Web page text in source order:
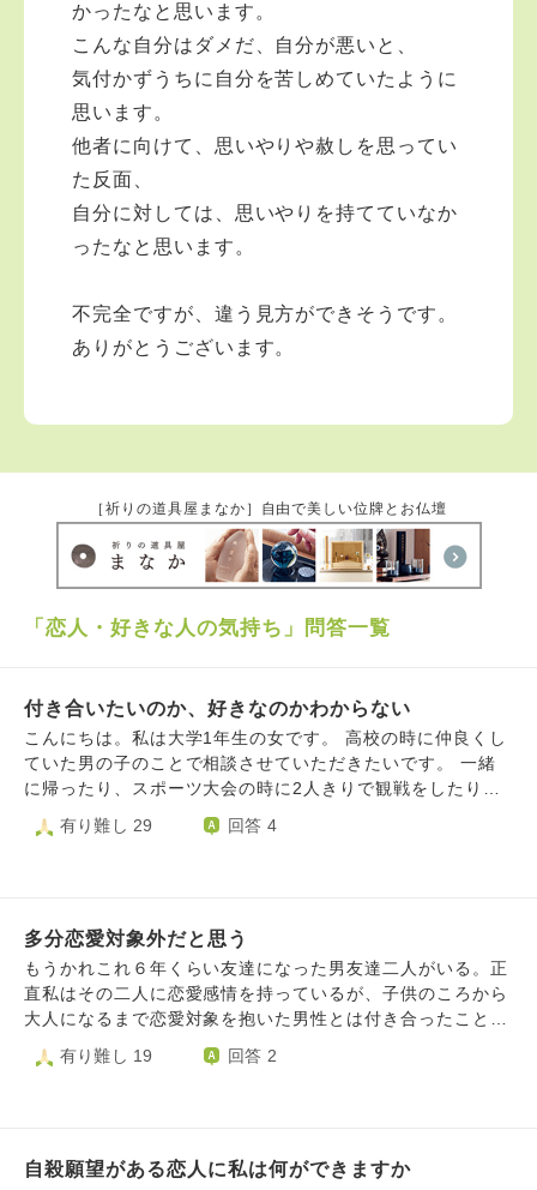
かったなと思います。
こんな自分はダメだ、自分が悪いと、
気付かずうちに自分を苦しめていたように
思います。
他者に向けて、思いやりや赦しを思ってい
た反面、
自分に対しては、思いやりを持てていなか
ったなと思います。
不完全ですが、違う見方ができそうです。
ありがとうございます。
［祈りの道具屋まなか］自由で美しい位牌とお仏壇
「恋人・好きな人の気持ち」問答一覧
付き合いたいのか、好きなのかわからない
こんにちは。私は大学1年生の女です。 高校の時に仲良くし
ていた男の子のことで相談させていただきたいです。 一緒
に帰ったり、スポーツ大会の時に2人きりで観戦をしたりな
ど、そこそこに仲良くやっていた自覚があります。 お互い
に大学受験を終えて、かなりの遠距離となってしまいまし
じます。 彼は、部活と勉強という面で沢山支えてくれまし
た。今の私があるのは彼のおかげだと思っています。 今
は、時々LINEをしたりする程度で繋がっています。ただ、
高校の時からそうなのですが、彼からLINEをくれることは
なので、LINEはたまにしかしていません。 今は私の大学の
連で関わる機会もあると思います。 友達に「好きなの？」
有り難し 29 回答 4
多分恋愛対象外だと思う
もうかれこれ６年くらい友達になった男友達二人がいる。正
直私はその二人に恋愛感情を持っているが、子供のころから
大人になるまで恋愛対象を抱いた男性とは付き合ったことな
いし、嫌われるか疎遠になることが多い。だから、この気持
ちも黙っているが・・・・、でも、最近苦手な男性がいて相
「いや、僕はいいところだと思うし、面白いところだと思
有り難し 19 回答 2
自殺願望がある恋人に私は何ができますか